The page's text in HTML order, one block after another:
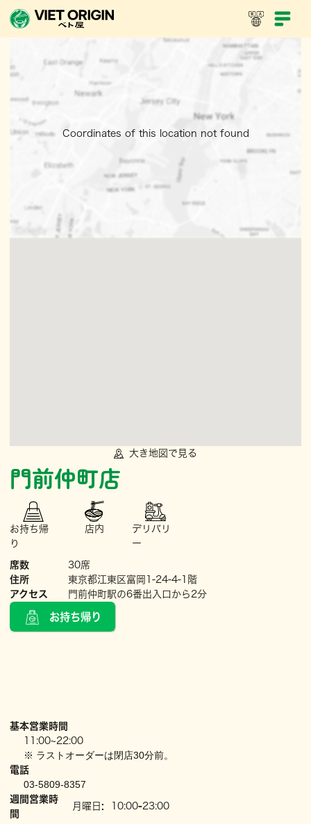
Coordinates of this location not found
大き地図で見る
門前仲町店
お持ち帰
り
店内
デリバリ
ー
席数
30席
住所
東京都江東区富岡1-24-4-1階
アクセス
門前仲町駅の6番出入口から2分
お持ち帰り
基本営業時間
11:00~22:00
※ ラストオーダーは閉店30分前。
電話
03-5809-8357
週間営業時
間
月曜日 : 10:00-23:00